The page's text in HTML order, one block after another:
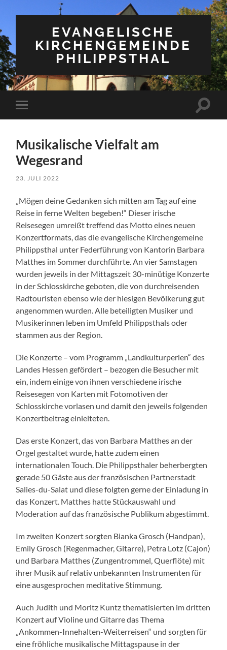
EVANGELISCHE
KIRCHENGEMEINDE
PHILIPPSTHAL
Mobile-
Menü
Musikalische Vielfalt am
Wegesrand
23. JULI 2022
„Mögen deine Gedanken sich mitten am Tag auf eine
Reise in ferne Welten begeben!“ Dieser irische
Reisesegen umreißt treffend das Motto eines neuen
Konzertformats, das die evangelische Kirchengemeine
Philippsthal unter Federführung von Kantorin Barbara
Matthes im Sommer durchführte. An vier Samstagen
wurden jeweils in der Mittagszeit 30-minütige Konzerte
in der Schlosskirche geboten, die von durchreisenden
Radtouristen ebenso wie der hiesigen Bevölkerung gut
angenommen wurden. Alle beteiligten Musiker und
Musikerinnen leben im Umfeld Philippsthals oder
stammen aus der Region.
Die Konzerte – vom Programm „Landkulturperlen“ des
Landes Hessen gefördert – bezogen die Besucher mit
ein, indem einige von ihnen verschiedene irische
Reisesegen von Karten mit Fotomotiven der
Schlosskirche vorlasen und damit den jeweils folgenden
Konzertbeitrag einleiteten.
Das erste Konzert, das von Barbara Matthes an der
Orgel gestaltet wurde, hatte zudem einen
internationalen Touch. Die Philippsthaler beherbergten
gerade 50 Gäste aus der französischen Partnerstadt
Salies-du-Salat und diese folgten gerne der Einladung in
das Konzert. Matthes hatte Stückauswahl und
Moderation auf das französische Publikum abgestimmt.
Im zweiten Konzert sorgten Bianka Grosch (Handpan),
Emily Grosch (Regenmacher, Gitarre), Petra Lotz (Cajon)
und Barbara Matthes (Zungentrommel, Querflöte) mit
ihrer Musik auf relativ unbekannten Instrumenten für
eine ausgesprochen meditative Stimmung.
Auch Judith und Moritz Kuntz thematisierten im dritten
Konzert auf Violine und Gitarre das Thema
„Ankommen-Innehalten-Weiterreisen“ und sorgten für
eine fröhliche musikalische Mittagspause in der